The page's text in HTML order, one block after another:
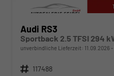
Audi RS3
unverbindliche Lieferzeit: 11.09.2026
Fahrzeugnr. 117488